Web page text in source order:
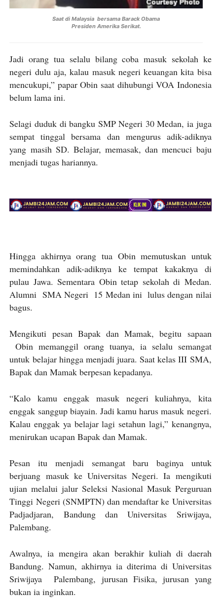
Saat di Malaysia bersama Barack Obama
Presiden Amerika Serikat.
Jadi orang tua selalu bilang coba masuk sekolah ke
negeri dulu aja, kalau masuk negeri keuangan kita bisa
mencukupi,” papar Obin saat dihubungi VOA Indonesia
belum lama ini.
Selagi duduk di bangku SMP Negeri 30 Medan, ia juga
sempat tinggal bersama dan mengurus adik-adiknya
yang masih SD. Belajar, memasak, dan mencuci baju
menjadi tugas hariannya.
Hingga akhirnya orang tua Obin memutuskan untuk
memindahkan adik-adiknya ke tempat kakaknya di
pulau Jawa. Sementara Obin tetap sekolah di Medan.
Alumni SMA Negeri 15 Medan ini lulus dengan nilai
bagus.
Mengikuti pesan Bapak dan Mamak, begitu sapaan
Obin memanggil orang tuanya, ia selalu semangat
untuk belajar hingga menjadi juara. Saat kelas III SMA,
Bapak dan Mamak berpesan kepadanya.
“Kalo kamu enggak masuk negeri kuliahnya, kita
enggak sanggup biayain. Jadi kamu harus masuk negeri.
Kalau enggak ya belajar lagi setahun lagi,” kenangnya,
menirukan ucapan Bapak dan Mamak.
Pesan itu menjadi semangat baru baginya untuk
berjuang masuk ke Universitas Negeri. Ia mengikuti
ujian melalui jalur Seleksi Nasional Masuk Perguruan
Tinggi Negeri (SNMPTN) dan mendaftar ke Universitas
Padjadjaran, Bandung dan Universitas Sriwijaya,
Palembang.
Awalnya, ia mengira akan berakhir kuliah di daerah
Bandung. Namun, akhirnya ia diterima di Universitas
Sriwijaya Palembang, jurusan Fisika, jurusan yang
bukan ia inginkan.